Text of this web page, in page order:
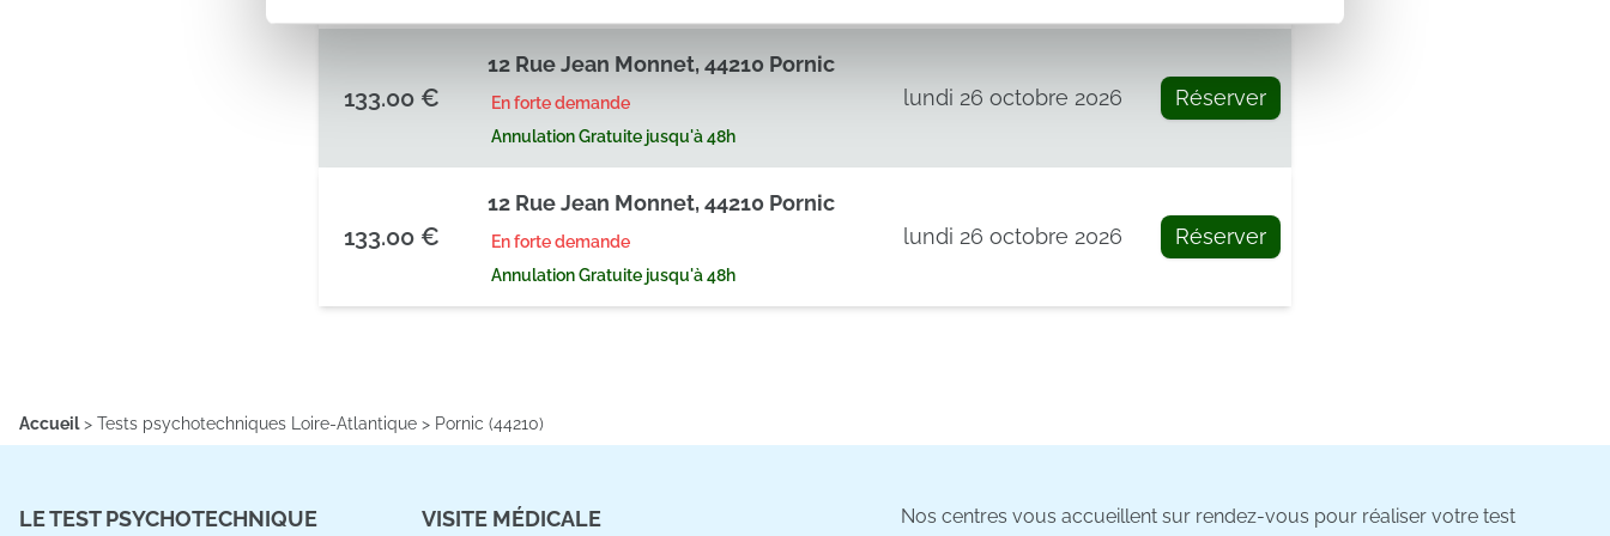
vous leur avez fournies ou qu'ils ont collectées lors de votre utilisation de leurs services.
133.00 €
12 Rue Jean Monnet, 44210 Pornic
En forte demande
Annulation Gratuite jusqu'à 48h
lundi 26 octobre 2026 Réserver
133.00 €
12 Rue Jean Monnet, 44210 Pornic
En forte demande
Annulation Gratuite jusqu'à 48h
lundi 26 octobre 2026 Réserver
Accueil> Tests psychotechniques Loire-Atlantique > Pornic (44210)
LE TEST PSYCHOTECHNIQUE VISITE MÉDICALE
Nos centres vous accueillent sur rendez-vous pour réaliser votre test